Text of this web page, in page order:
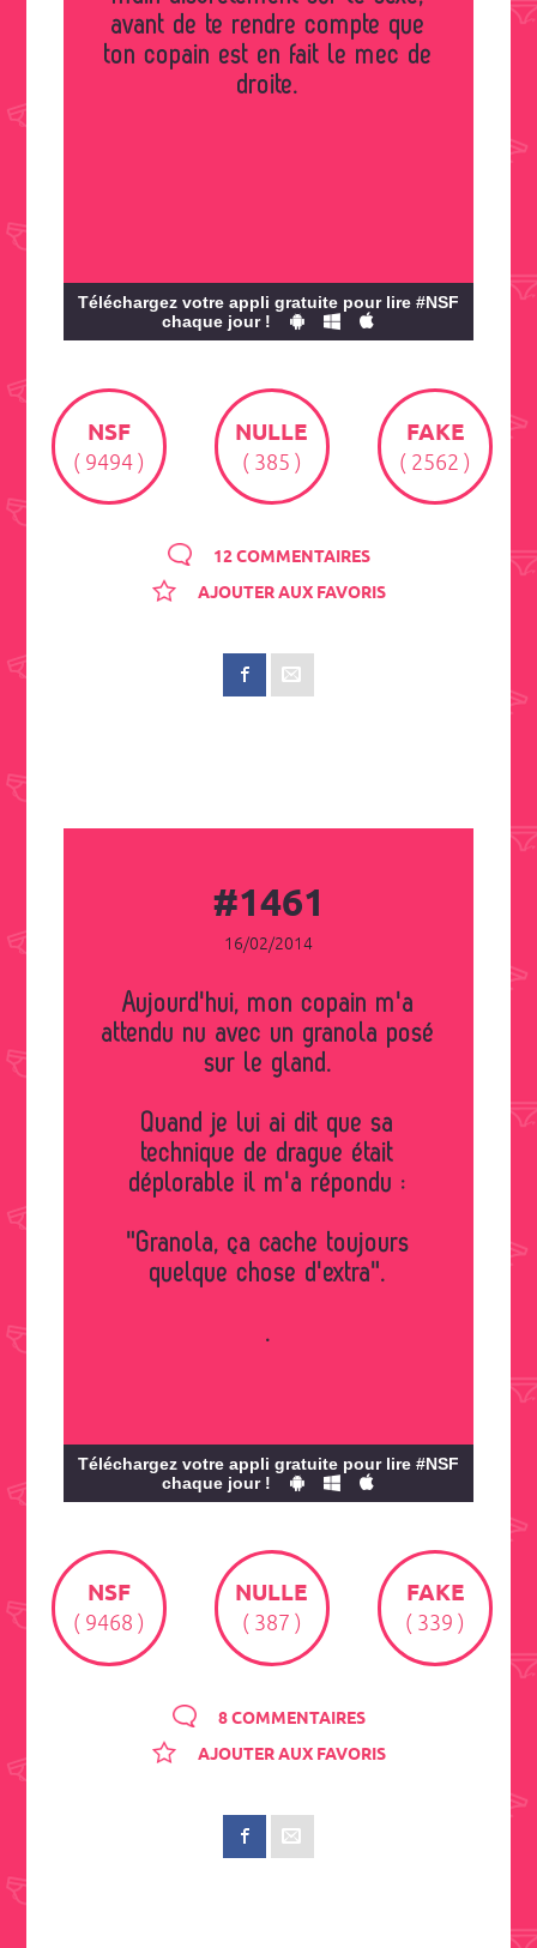
avant de te rendre compte que
ton copain est en fait le mec de
droite.
Téléchargez votre appli gratuite pour lire #NSF
chaque jour !
NSF
( 9494 )
NULLE
( 385 )
FAKE
( 2562 )
12 COMMENTAIRES
AJOUTER AUX FAVORIS
#1461
16/02/2014
Aujourd'hui, mon copain m'a
attendu nu avec un granola posé
sur le gland.
Quand je lui ai dit que sa
technique de drague était
déplorable il m'a répondu :
"Granola, ça cache toujours
quelque chose d'extra".
.
Téléchargez votre appli gratuite pour lire #NSF
chaque jour !
NSF
( 9468 )
NULLE
( 387 )
FAKE
( 339 )
8 COMMENTAIRES
AJOUTER AUX FAVORIS